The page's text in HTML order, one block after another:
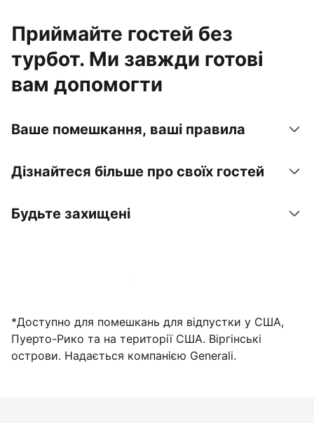
Приймайте гостей без
турбот. Ми завжди готові
вам допомогти
Ваше помешкання, ваші правила
Дізнайтеся більше про своїх гостей
Будьте захищені
Зареєструвати помешкання вже зараз
*Доступно для помешкань для відпустки у США,
Пуерто-Рико та на території США. Віргінські
острови. Надається компанією Generali.